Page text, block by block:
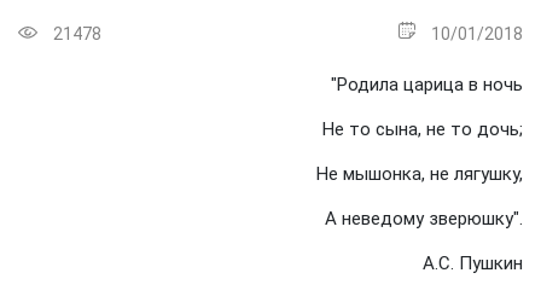
21478 10/01/2018
"Родила царица в ночь
Не то сына, не то дочь;
Не мышонка, не лягушку,
А неведому зверюшку".
А.С. Пушкин